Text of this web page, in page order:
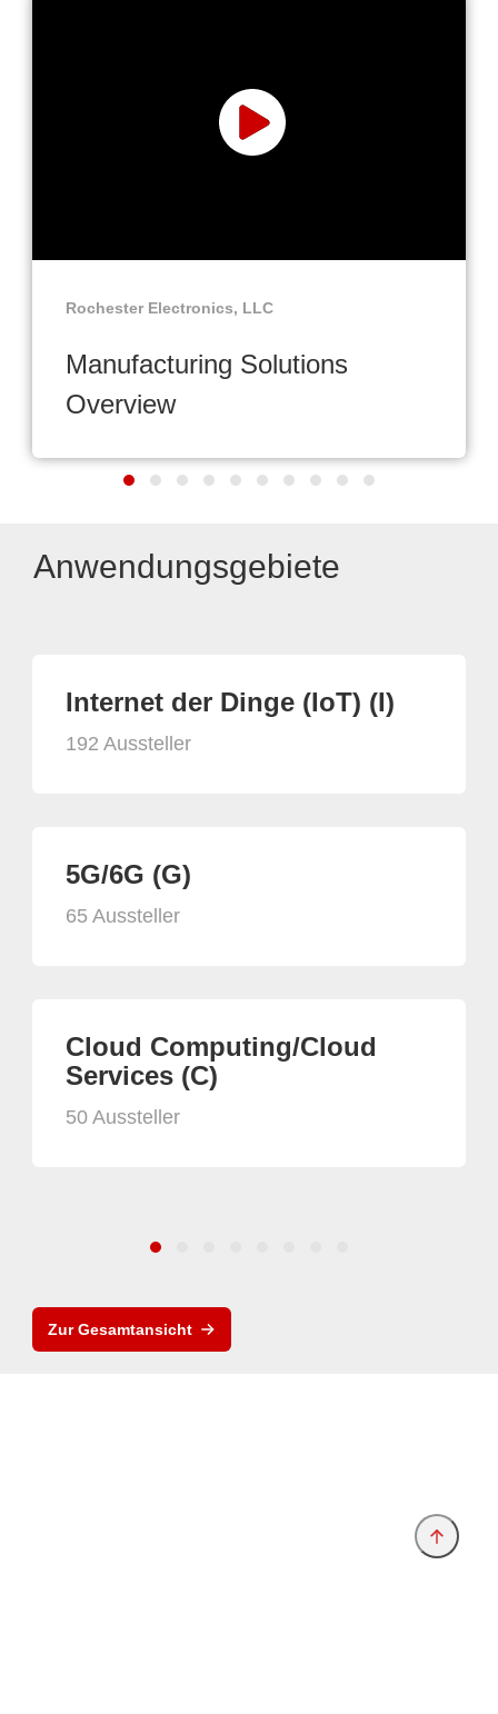
Rochester Electronics, LLC
Manufacturing Solutions
Overview
Anwendungsgebiete
Internet der Dinge (IoT) (I)
192 Aussteller
5G/6G (G)
65 Aussteller
Cloud Computing/Cloud
Services (C)
50 Aussteller
Zur Gesamtansicht